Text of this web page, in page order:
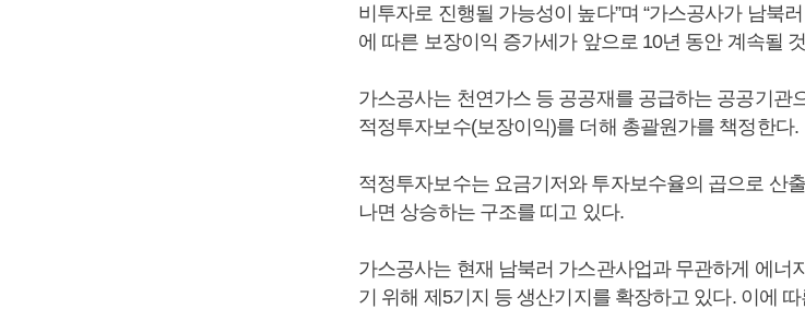
비투자로 진행될 가능성이 높다”며 “가스공사가 남북
에 따른 보장이익 증가세가 앞으로 10년 동안 계속될
가스공사는 천연가스 등 공공재를 공급하는 공공기관
적정투자보수(보장이익)를 더해 총괄원가를 책정한다.
적정투자보수는 요금기저와 투자보수율의 곱으로 산
나면 상승하는 구조를 띠고 있다.
가스공사는 현재 남북러 가스관사업과 무관하게 에너
기 위해 제5기지 등 생산기지를 확장하고 있다. 이에